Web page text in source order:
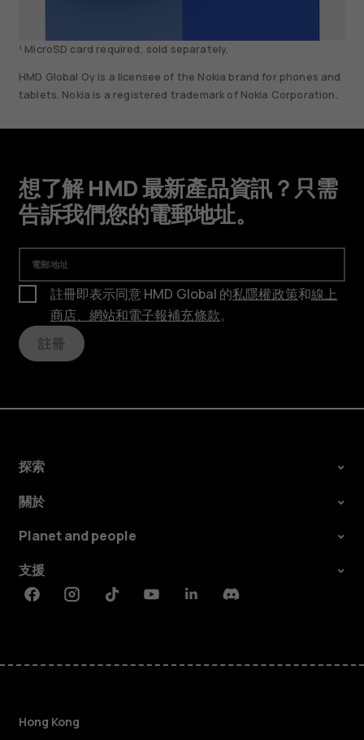
¹ MicroSD card required, sold separately.
HMD Global Oy is a licensee of the Nokia brand for phones and
tablets. Nokia is a registered trademark of Nokia Corporation.
想了解 HMD 最新產品資訊？只需
告訴我們您的電郵地址。
電郵地址
註冊即表示同意 HMD Global 的私隱權政策和線上
商店、網站和電子報補充條款。
註冊
探索
關於
Planet and people
支援
FacebookInstagramTiktokYoutubeLinkedinDiscord
Hong Kong